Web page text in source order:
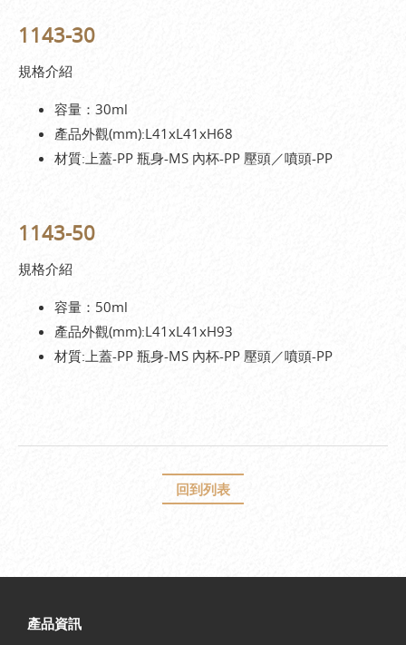
1143-30
規格介紹
容量：30ml
產品外觀(mm):L41xL41xH68
材質:上蓋-PP 瓶身-MS 內杯-PP 壓頭／噴頭-PP
1143-50
規格介紹
容量：50ml
產品外觀(mm):L41xL41xH93
材質:上蓋-PP 瓶身-MS 內杯-PP 壓頭／噴頭-PP
回到列表
產品資訊